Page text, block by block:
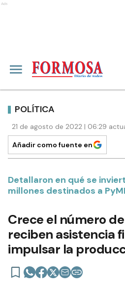
Ads
POLÍTICA
21 de agosto de 2022 | 06:29
Añadir como fuente en
Detallaron en qué se
millones destinados a
Crece el número
reciben asistencia
impulsar la